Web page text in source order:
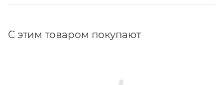
С этим товаром покупают